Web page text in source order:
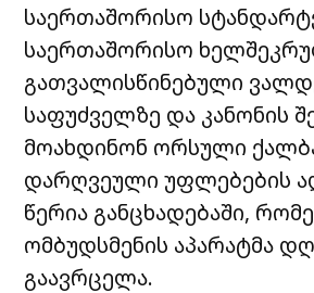
საერთაშორისო
საერთაშორისო
გათვალისწინებული
საფუძველზე და კანონის
მოახდინონ ორსული
დარღვეული უფლებების
წერია განცხადებაში,
ომბუდსმენის აპარატმა
გაავრცელა.